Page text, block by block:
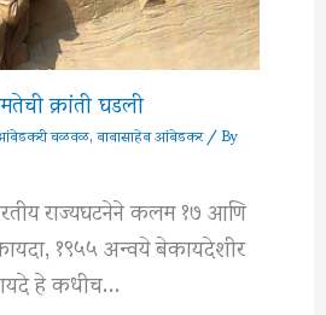
क्रांती घडली
चळवळ,बाबासाहेब आंबेडकर/ By
राज्यघटनेने कलम १७ आणि
१९५५ अन्वये बेकायदेशीर
हे कधीच…